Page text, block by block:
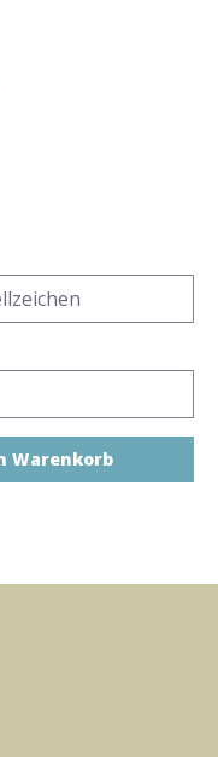
gewünschten
Warenkorb